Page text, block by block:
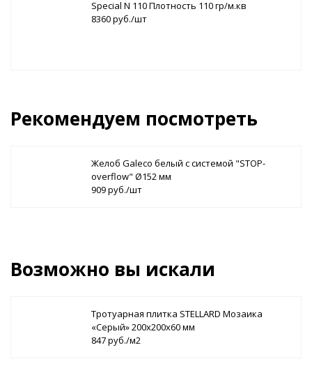
Special N 110 Плотность 110 гр/м.кв
8360 руб./шт
Рекомендуем посмотреть
Желоб Galeco белый с системой "STOP-
overflow" Ø152 мм
909 руб./шт
Возможно вы искали
Тротуарная плитка STELLARD Мозаика
«Серый» 200х200х60 мм
847 руб./м2